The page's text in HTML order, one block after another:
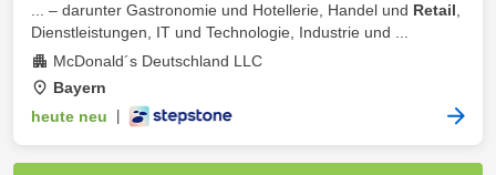
... – darunter Gastronomie und Hotellerie, Handel und Retail
Dienstleistungen, IT und Technologie, Industrie und ...
McDonald´s Deutschland LLC
Bayern
heute neu